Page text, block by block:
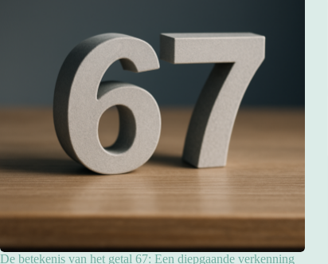
De betekenis van het getal 67: Een diepgaande verkenning